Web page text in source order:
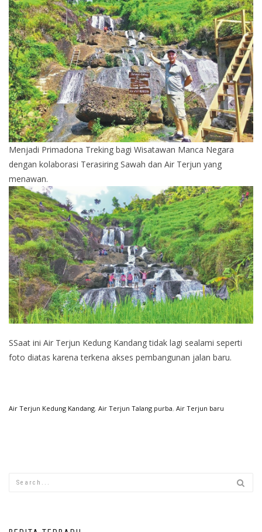
Menjadi Primadona Treking bagi Wisatawan Manca Negara
dengan kolaborasi Terasiring Sawah dan Air Terjun yang
menawan.
SSaat ini Air Terjun Kedung Kandang tidak lagi sealami seperti
foto diatas karena terkena akses pembangunan jalan baru.
Air Terjun Kedung Kandang, Air Terjun Talang purba, Air Terjun baru